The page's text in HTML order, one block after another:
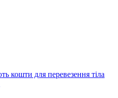
кошти для перевезення тіла